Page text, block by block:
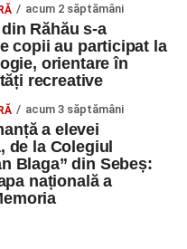
acum 2 săptămâni
Răhău s-a
copii au participat la
orientare în
recreative
acum 3 săptămâni
a elevei
de la Colegiul
Blaga” din Sebeș:
națională a